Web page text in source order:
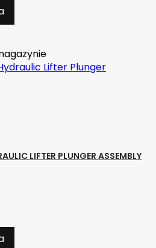
LIFTER PLUNGER ASSEMBLY